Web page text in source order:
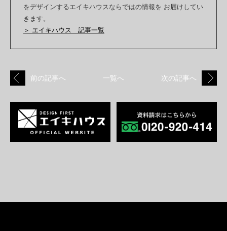
をデザインするエイキハウスならではの情報を お届けしてい
きます。
＞ エイキハウス 記事一覧
前の記事へ 一覧へ 次の記事へ